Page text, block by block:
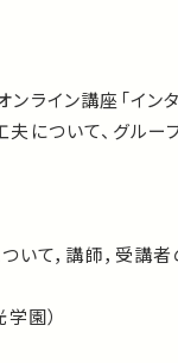
イン講座「インタ
について、グルー
いて，講師，受講
園）